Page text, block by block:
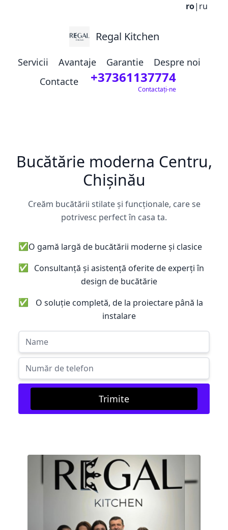
ro| ru
Regal Kitchen
Servicii Avantaje Garantie
Despre noi
Contacte
+37361137774
Contactați-ne
Bucătărie moderna Centru,
Chișinău
Creăm bucătării stilate și funcționale, care se
potrivesc perfect în casa ta.
✅O gamă largă de bucătării moderne și clasice
✅ Consultanță și asistență oferite de experți în
design de bucătărie
✅
O soluție completă, de la proiectare până la
instalare
Trimite